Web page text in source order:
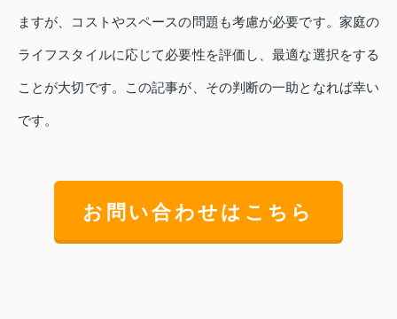
ますが、コストやスペースの問題も考慮が必要です。家庭の
ライフスタイルに応じて必要性を評価し、最適な選択をする
ことが大切です。この記事が、その判断の一助となれば幸い
です。
お問い合わせはこちら